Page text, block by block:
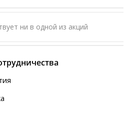
ни в одной из акций